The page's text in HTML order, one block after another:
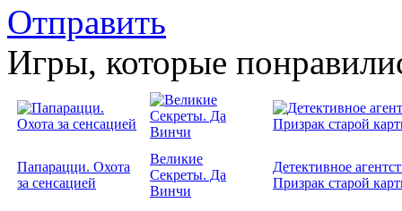
Отправить
Игры, которые
Папарацци. Охота
за сенсацией
Великие
Секреты. Да
Винчи
Детективное
Призрак старой